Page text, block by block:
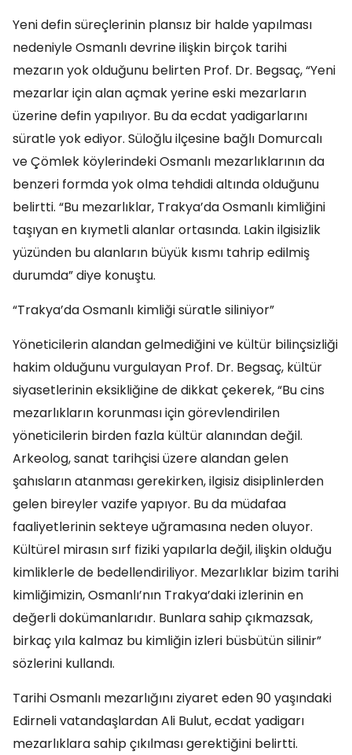
Yeni defin süreçlerinin plansız bir halde yapılması
nedeniyle Osmanlı devrine ilişkin birçok tarihi
mezarın yok olduğunu belirten Prof. Dr. Begsaç, “Yeni
mezarlar için alan açmak yerine eski mezarların
üzerine defin yapılıyor. Bu da ecdat yadigarlarını
süratle yok ediyor. Süloğlu ilçesine bağlı Domurcalı
ve Çömlek köylerindeki Osmanlı mezarlıklarının da
benzeri formda yok olma tehdidi altında olduğunu
belirtti. “Bu mezarlıklar, Trakya’da Osmanlı kimliğini
taşıyan en kıymetli alanlar ortasında. Lakin ilgisizlik
yüzünden bu alanların büyük kısmı tahrip edilmiş
durumda” diye konuştu.
“Trakya’da Osmanlı kimliği süratle siliniyor”
Yöneticilerin alandan gelmediğini ve kültür bilinçsizliği
hakim olduğunu vurgulayan Prof. Dr. Begsaç, kültür
siyasetlerinin eksikliğine de dikkat çekerek, “Bu cins
mezarlıkların korunması için görevlendirilen
yöneticilerin birden fazla kültür alanından değil.
Arkeolog, sanat tarihçisi üzere alandan gelen
şahısların atanması gerekirken, ilgisiz disiplinlerden
gelen bireyler vazife yapıyor. Bu da müdafaa
faaliyetlerinin sekteye uğramasına neden oluyor.
Kültürel mirasın sırf fiziki yapılarla değil, ilişkin olduğu
kimliklerle de bedellendiriliyor. Mezarlıklar bizim tarihi
kimliğimizin, Osmanlı’nın Trakya’daki izlerinin en
değerli dokümanlarıdır. Bunlara sahip çıkmazsak,
birkaç yıla kalmaz bu kimliğin izleri büsbütün silinir”
sözlerini kullandı.
Tarihi Osmanlı mezarlığını ziyaret eden 90 yaşındaki
Edirneli vatandaşlardan Ali Bulut, ecdat yadigarı
mezarlıklara sahip çıkılması gerektiğini belirtti.